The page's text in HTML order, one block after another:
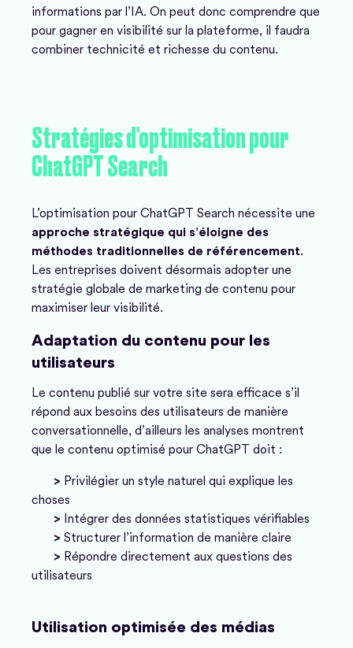
informations par l’IA. On peut donc comprendre que
pour gagner en visibilité sur la plateforme, il faudra
combiner technicité et richesse du contenu.
Stratégiesd'optimisationpour
ChatGPTSearch
L’optimisation pour ChatGPT Search nécessite une
approche stratégique qui s’éloigne des
méthodes traditionnelles de référencement.
Les entreprises doivent désormais adopter une
stratégie globale de marketing de contenu pour
maximiser leur visibilité.
Adaptation du contenu pour les
utilisateurs
Le contenu publié sur votre site sera efficace s’il
répond aux besoins des utilisateurs de manière
conversationnelle, d’ailleurs les analyses montrent
que le contenu optimisé pour ChatGPT doit :
> Privilégier un style naturel qui explique les
choses
> Intégrer des données statistiques vérifiables
> Structurer l’information de manière claire
> Répondre directement aux questions des
utilisateurs
Utilisation optimisée des médias